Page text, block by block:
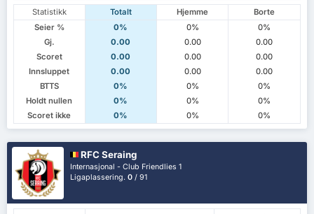
Statistikk Totalt Hjemme
Borte
Seier %
0% 0%
0%
Gj.
0.00 0.00
0.00
Scoret
0.00 0.00
0.00
Innsluppet
0.00 0.00
0.00
BTTS
0% 0%
0%
Holdt nullen
0% 0%
0%
Scoret ikke
0% 0% 0%
RFC Seraing
Internasjonal - Club Friendlies 1
Ligaplassering.0 / 91